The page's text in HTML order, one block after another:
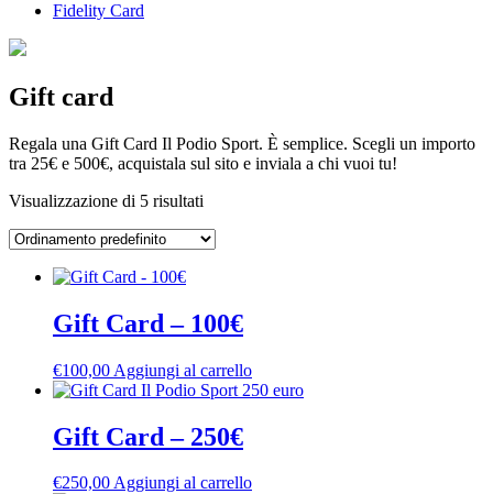
Fidelity Card
Gift card
Regala una Gift Card Il Podio Sport. È semplice. Scegli un importo
tra 25€ e 500€, acquistala sul sito e inviala a chi vuoi tu!
Visualizzazione di 5 risultati
Gift Card – 100€
€100,00 Aggiungi al carrello
Gift Card – 250€
€250,00Aggiungi al carrello